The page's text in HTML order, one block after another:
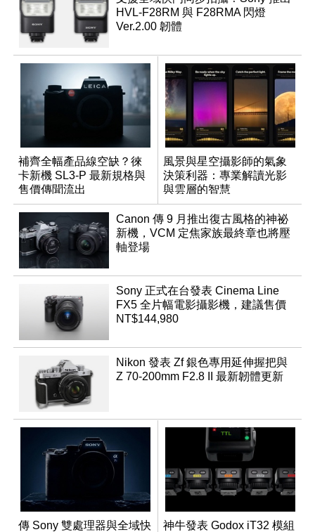
HVL-F28RM 與 F28RMA 閃燈
Ver.2.00 韌體
補齊全幅產品線空缺？徠
卡新機 SL3-P 最新規格與
售價傳聞流出
風景與星空攝影師的氣象
決策利器：專業解讀光影
與雲層的智慧
App「Atmos」登場
Canon 傳 9 月推出復古風格的神祕
新機，VCM 定焦家族最終章也將壓
軸登場
Sony 正式在台發表 Cinema Line
FX5 全片幅電影攝影機，建議售價
NT$144,980
Nikon 發表 Zf 銀色專用延伸握把與
Z 70-200mm F2.8 II 最新韌體更新
傳 Sony 雙處理器與全域快
神牛發表 Godox iT32 模組